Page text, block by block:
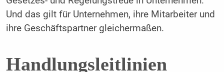
Und das gilt für Unternehmen, ihre Mitarbeiter und
ihre Geschäftspartner gleichermaßen.
Handlungsleitlinien